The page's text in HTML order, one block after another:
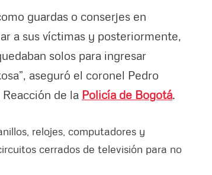
guardas o conserjes en
a sus víctimas y posteriormente,
solos para ingresar
aseguró el coronel Pedro
de la Policía de Bogotá.
relojes, computadores y
cerrados de televisión para no